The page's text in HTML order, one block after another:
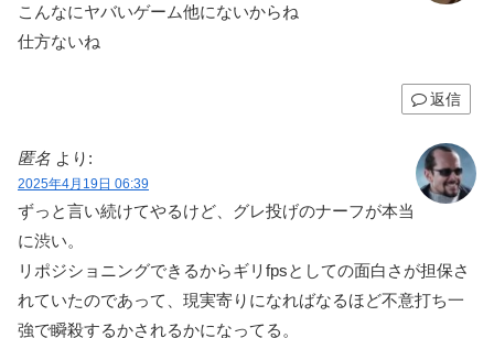
こんなにヤバいゲーム他にないからね
仕方ないね
返信
匿名 より:
2025年4月19日 06:39
ずっと言い続けてやるけど、グレ投げのナーフが本当
に渋い。
リポジショニングできるからギリfpsとしての面白さが担保さ
れていたのであって、現実寄りになればなるほど不意打ち一
強で瞬殺するかされるかになってる。